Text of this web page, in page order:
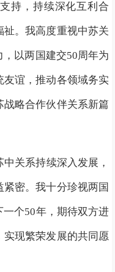
持，持续深化互利合
。我高度重视中苏关
以两国建交50周年为
友谊，推动各领域务实
略合作伙伴关系新篇
关系持续深入发展，
密。我十分珍视两国
个50年，期待双方进
现繁荣发展的共同愿